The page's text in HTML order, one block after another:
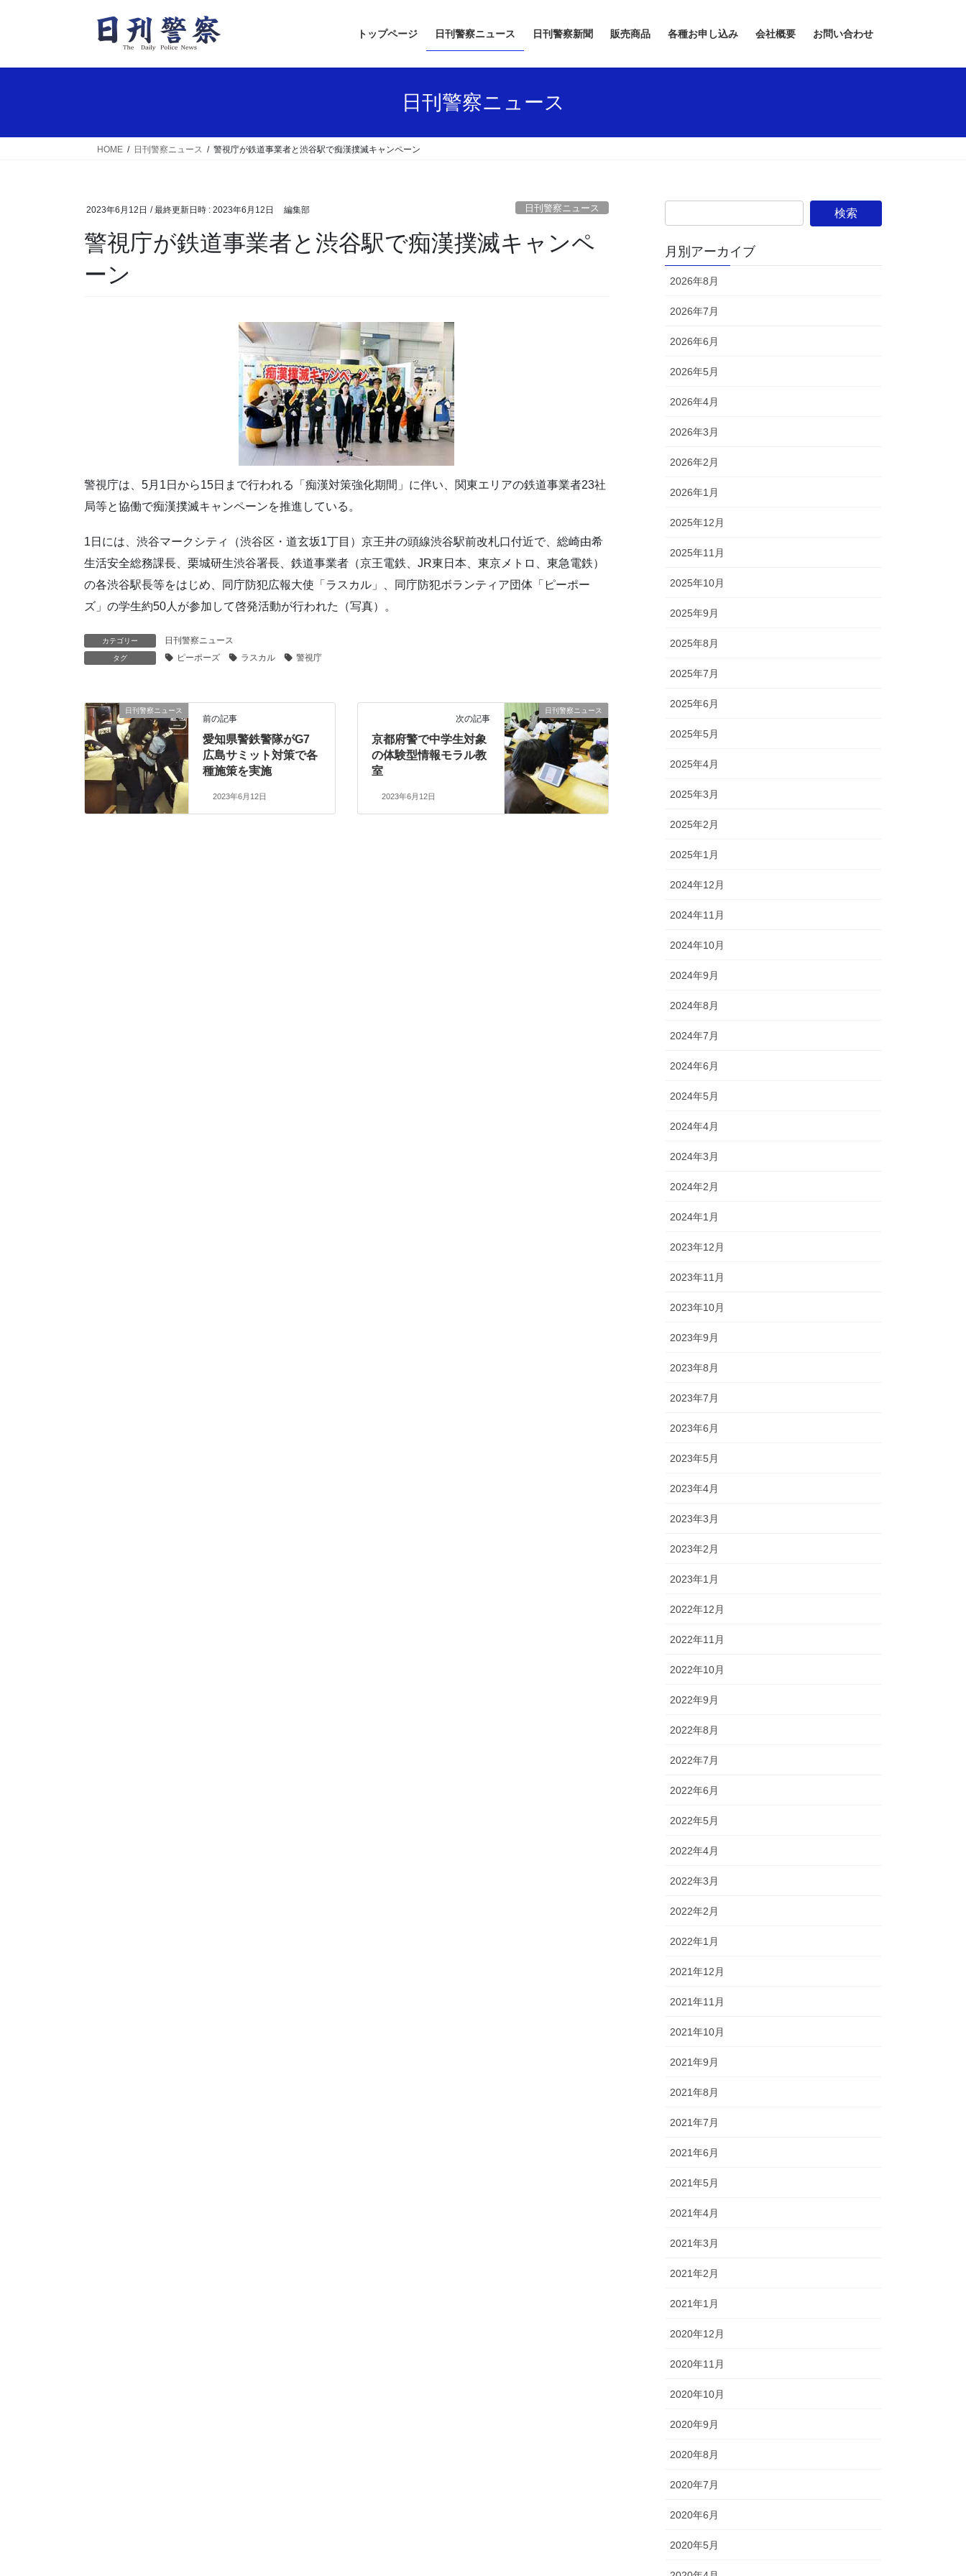
トップページ 日刊警察ニュース 日刊警察新聞 販売商品 各種お申し込み 会社概要 お問い合わせ
日刊警察ニュース
HOME 日刊警察ニュース 警視庁が鉄道事業者と渋谷駅で痴漢撲滅キャンペーン
2023年6月12日 / 最終更新日時 : 2023年6月12日 編集部 日刊警察ニュース
警視庁が鉄道事業者と渋谷駅で痴漢撲滅キャンペ
ーン
警視庁は、5月1日から15日まで行われる「痴漢対策強化期間」に伴い、関東エリアの鉄道事業者23社
局等と協働で痴漢撲滅キャンペーンを推進している。
1日には、渋谷マークシティ（渋谷区・道玄坂1丁目）京王井の頭線渋谷駅前改札口付近で、総崎由希
生活安全総務課長、栗城研生渋谷署長、鉄道事業者（京王電鉄、JR東日本、東京メトロ、東急電鉄）
の各渋谷駅長等をはじめ、同庁防犯広報大使「ラスカル」、同庁防犯ボランティア団体「ピーポー
ズ」の学生約50人が参加して啓発活動が行われた（写真）。
カテゴリー 日刊警察ニュース
タグ ピーポーズ ラスカル 警視庁
日刊警察ニュース
前の記事
愛知県警鉄警隊がG7
広島サミット対策で各
種施策を実施
2023年6月12日
日刊警察ニュース
次の記事
京都府警で中学生対象
の体験型情報モラル教
室
2023年6月12日
月別アーカイブ
2026年8月
2026年7月
2026年6月
2026年5月
2026年4月
2026年3月
2026年2月
2026年1月
2025年12月
2025年11月
2025年10月
2025年9月
2025年8月
2025年7月
2025年6月
2025年5月
2025年4月
2025年3月
2025年2月
2025年1月
2024年12月
2024年11月
2024年10月
2024年9月
2024年8月
2024年7月
2024年6月
2024年5月
2024年4月
2024年3月
2024年2月
2024年1月
2023年12月
2023年11月
2023年10月
2023年9月
2023年8月
2023年7月
2023年6月
2023年5月
2023年4月
2023年3月
2023年2月
2023年1月
2022年12月
2022年11月
2022年10月
2022年9月
2022年8月
2022年7月
2022年6月
2022年5月
2022年4月
2022年3月
2022年2月
2022年1月
2021年12月
2021年11月
2021年10月
2021年9月
2021年8月
2021年7月
2021年6月
2021年5月
2021年4月
2021年3月
2021年2月
2021年1月
2020年12月
2020年11月
2020年10月
2020年9月
2020年8月
2020年7月
2020年6月
2020年5月